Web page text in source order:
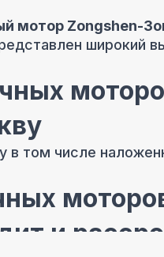
мотор Zongshen-
широкий
в том числе
и